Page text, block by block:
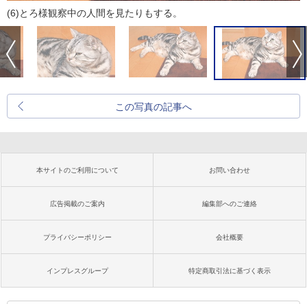
(6)とろ様観察中の人間を見たりもする。
この写真の記事へ
本サイトのご利用について お問い合わせ
広告掲載のご案内 編集部へのご連絡
プライバシーポリシー 会社概要
インプレスグループ 特定商取引法に基づく表示